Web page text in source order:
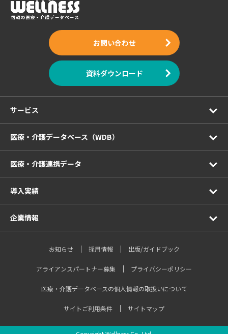
お問い合わせ
資料ダウンロード
サービス
医療・介護データベース（WDB）
医療・介護連携データ
導入実績
企業情報
お知らせ 採用情報 出版/ガイドブック
アライアンスパートナー募集 プライバシーポリシー
医療・介護データベースの個人情報の取扱いについて
サイトご利用条件 サイトマップ